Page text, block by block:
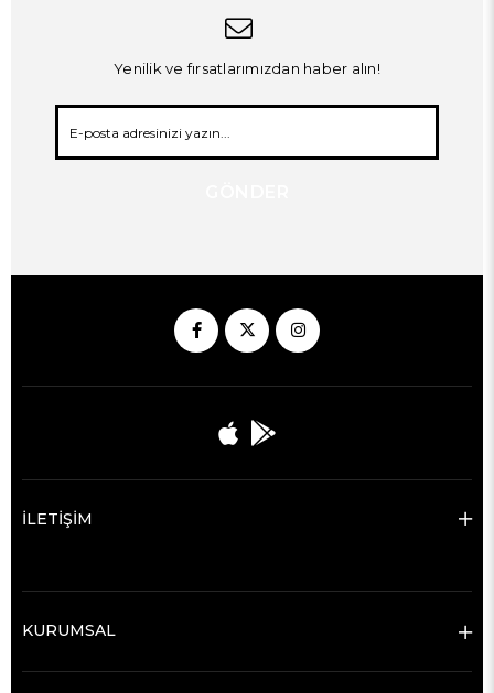
Yenilik ve fırsatlarımızdan haber alın!
İLETİŞİM
KURUMSAL